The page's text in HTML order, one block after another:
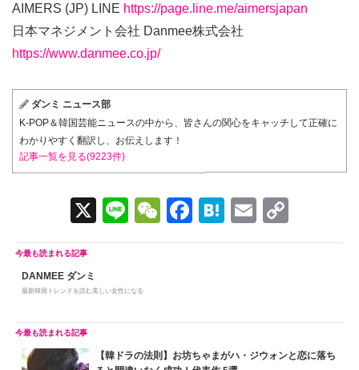
AIMERS (JP) LINE https://page.line.me/aimersjapan
日本マネジメント会社 Danmee株式会社
https://www.danmee.co.jp/
ダンミ ニュース部
K-POP＆韓国芸能ニュースの中から、皆さんの関心をキャッチして正確に
わかりやすく翻訳し、お伝えします！
記事一覧を見る(9223件)
X
Li
n
W
e
F
a
o
H
at
E
m o
k
DANMEE ダンミ
最新韓国トレンドを読む美しい女性になる
【韓ドラの法則】お坊ちゃまがハ・ジウォンと恋に落ち